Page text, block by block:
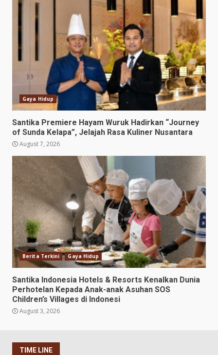
Gaya Hidup
Santika Premiere Hayam Wuruk Hadirkan “Journey
of Sunda Kelapa”, Jelajah Rasa Kuliner Nusantara
August 7, 2026
Berita Terkini Gaya Hidup
Santika Indonesia Hotels & Resorts Kenalkan Dunia
Perhotelan Kepada Anak-anak Asuhan SOS
Children’s Villages di Indonesi
August 3, 2026
TIME LINE